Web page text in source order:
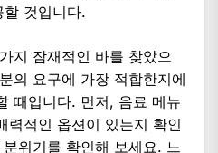
것입니다.
지 잠재적인 바를 찾았으
의 요구에 가장 적합한지에
때입니다. 먼저, 음료 메뉴
력적인 옵션이 있는지 확인
위기를 확인해 보세요. 느